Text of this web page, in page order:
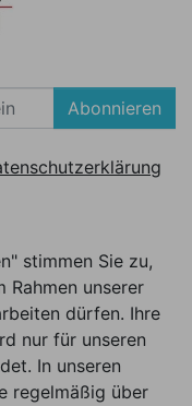
Abonnieren
stimmen Sie zu,
Rahmen unserer
dürfen. Ihre
nur für unseren
In unseren
regelmäßig über